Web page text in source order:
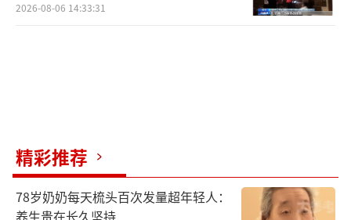
2026-08-06 14:33:31
精彩推荐
78岁奶奶每天梳头百次发量超年轻人：
养生贵在长久坚持